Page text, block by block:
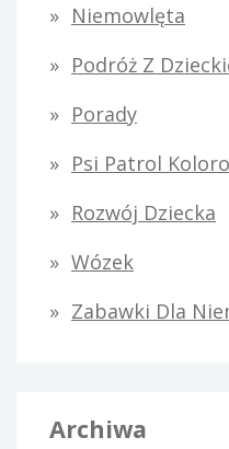
Niemowlęta
Podróż Z
Porady
Psi Patrol
Rozwój Dziecka
Wózek
Zabawki Dla
Archiwa